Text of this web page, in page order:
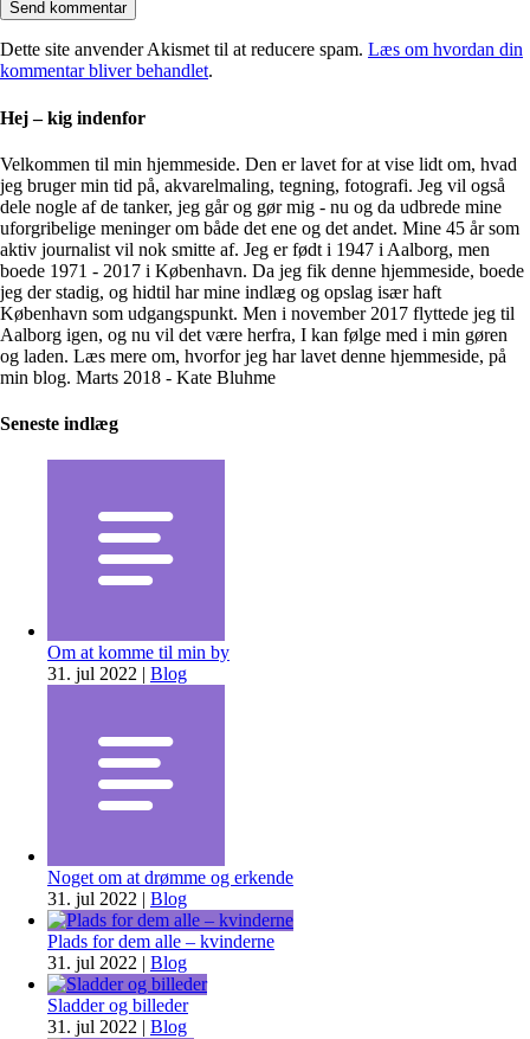
Dette site anvender Akismet til at reducere spam. Læs om hvordan din
kommentar bliver behandlet.
Hej – kig indenfor
Velkommen til min hjemmeside. Den er lavet for at vise lidt om, hvad
jeg bruger min tid på, akvarelmaling, tegning, fotografi. Jeg vil også
dele nogle af de tanker, jeg går og gør mig - nu og da udbrede mine
uforgribelige meninger om både det ene og det andet. Mine 45 år som
aktiv journalist vil nok smitte af. Jeg er født i 1947 i Aalborg, men
boede 1971 - 2017 i København. Da jeg fik denne hjemmeside, boede
jeg der stadig, og hidtil har mine indlæg og opslag især haft
København som udgangspunkt. Men i november 2017 flyttede jeg til
Aalborg igen, og nu vil det være herfra, I kan følge med i min gøren
og laden. Læs mere om, hvorfor jeg har lavet denne hjemmeside, på
min blog. Marts 2018 - Kate Bluhme
Seneste indlæg
Om at komme til min by
31. jul 2022 | Blog
Noget om at drømme og erkende
31. jul 2022 | Blog
Plads for dem alle – kvinderne
31. jul 2022 | Blog
Sladder og billeder
31. jul 2022 | Blog